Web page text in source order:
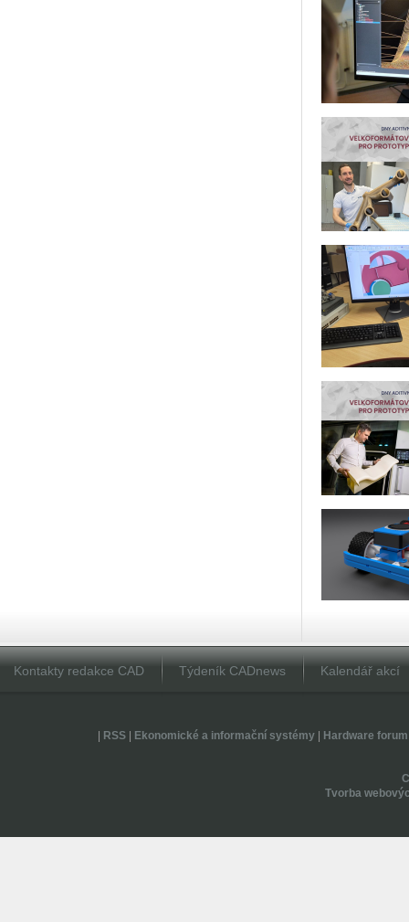
Kontakty redakce CAD Týdeník CADnews Kalendář akcí
RSS| Ekonomické a informační systémy| Hardware forum
Tvorba